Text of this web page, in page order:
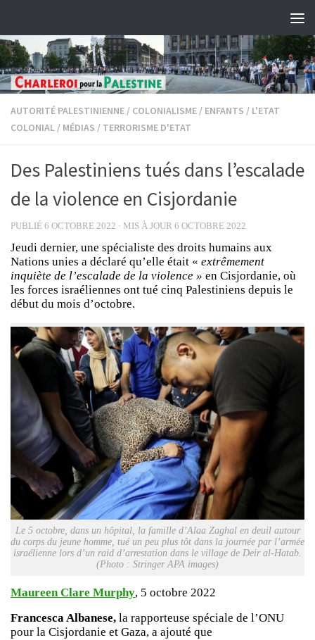
AUTORITÉ PALESTINIENNE / COLONIALISME / ENFANTS / L'ETAT
COLONIAL / MÉDIAS / TERRORISME D'ETAT
Des Palestiniens tués dans l’escalade
de la violence en Cisjordanie
PUBLIÉ 6 OCTOBRE 2022 · MIS À JOUR 6 OCTOBRE 2022
Jeudi dernier, une spécialiste des droits humains aux
Nations unies a déclaré qu’elle était « extrêmement
inquiète de l’escalade de la violence » en Cisjordanie, où
les forces israéliennes ont tué cinq Palestiniens depuis le
début du mois d’octobre.
Le 5 octobre, dans un hôpital, la famille d’Alaa Zaghal en deuil autour
du corps du jeune homme, tué un peu plus tôt dans la journée par l’armée
israélienne lors d’un raid d’arrestation dans le village de Deir al-Hatab.
(Photo : Stringer APA images)
Maureen Clare Murphy, 5 octobre 2022
Francesca Albanese, la rapporteuse spéciale de l’ONU
pour la Cisjordanie et Gaza, a ajouté que